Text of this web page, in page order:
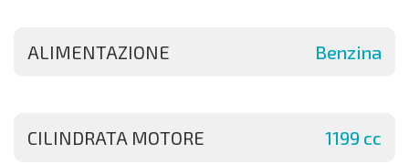
ALIMENTAZIONE Benzina
CILINDRATA MOTORE 1199 cc